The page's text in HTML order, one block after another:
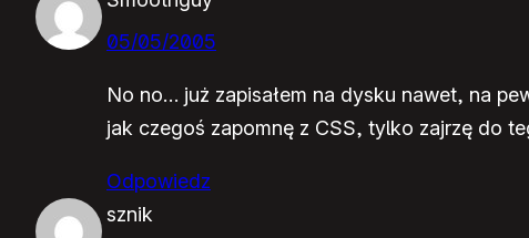
05/05/2005
No no… już zapisałem na dysku nawet, na
jak czegoś zapomnę z CSS, tylko zajrzę do
Odpowiedz
sznik